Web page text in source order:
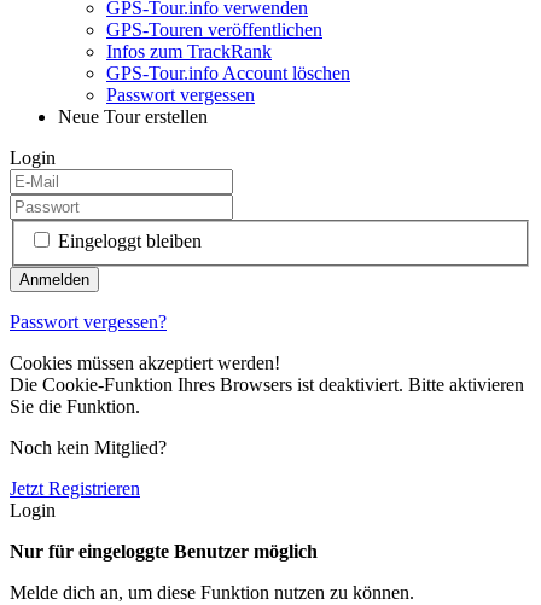
GPS-Tour.info verwenden
GPS-Touren veröffentlichen
Infos zum TrackRank
GPS-Tour.info Account löschen
Passwort vergessen
Neue Tour erstellen
Login
Eingeloggt bleiben
Passwort vergessen?
Cookies müssen akzeptiert werden!
Die Cookie-Funktion Ihres Browsers ist deaktiviert. Bitte aktivieren
Sie die Funktion.
Noch kein Mitglied?
Jetzt Registrieren
Login
Nur für eingeloggte Benutzer möglich
Melde dich an, um diese Funktion nutzen zu können.